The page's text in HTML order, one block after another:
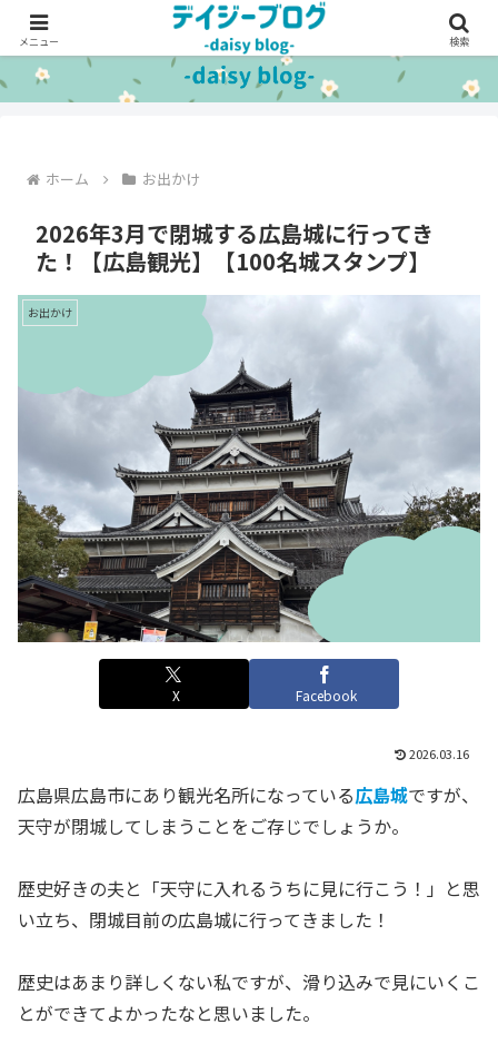
ホーム お出かけ
2026年3月で閉城する広島城に行ってき
た！【広島観光】【100名城スタンプ】
お出かけ
X Facebook
2026.03.16
広島県広島市にあり観光名所になっている広島城ですが、
天守が閉城してしまうことをご存じでしょうか。
歴史好きの夫と「天守に入れるうちに見に行こう！」と思
い立ち、閉城目前の広島城に行ってきました！
歴史はあまり詳しくない私ですが、滑り込みで見にいくこ
とができてよかったなと思いました。
メニュー 検索